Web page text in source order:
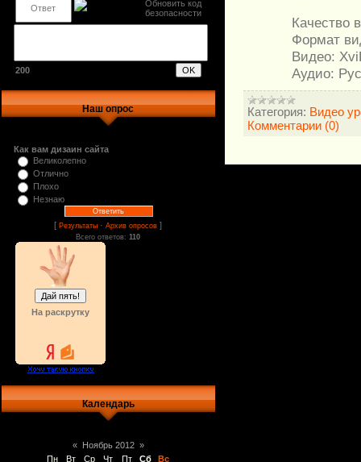
200
Наш опрос
Как вам дизаин сайта
Великолепно
Отлично
Плохо
Незнаю
[Результаты ·Архив опросов ]
Всего ответов:110
На раскрутку
Календарь
« Ноябрь 2012 »
Пн
Вт Ср Чт Пт Сб
Вс
Качество
Формат
Видео:
Аудио:
Категория: Видео
Комментарии (0)